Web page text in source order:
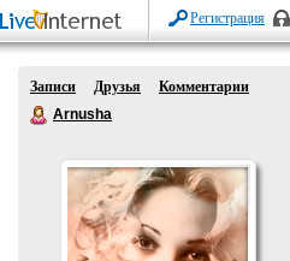
Регистрация
Записи Друзья
Комментарии
Arnusha